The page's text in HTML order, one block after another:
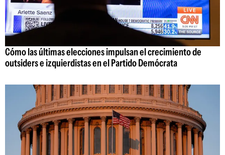
Cómo las últimas elecciones impulsan el crecimiento de
outsiders e izquierdistas en el Partido Demócrata